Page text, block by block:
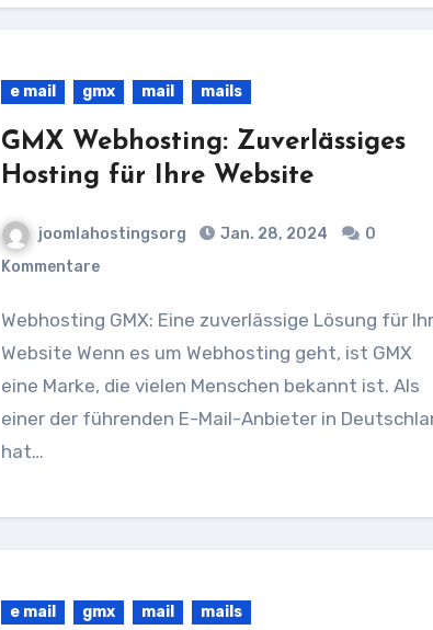
e mail gmx mail mails
GMX Webhosting: Zuverlässiges
Hosting für Ihre Website
joomlahostingsorg Jan. 28, 2024
0
Kommentare
Webhosting GMX: Eine zuverlässige Lösung für Ihre
Website Wenn es um Webhosting geht, ist GMX
eine Marke, die vielen Menschen bekannt ist. Als
einer der führenden E-Mail-Anbieter in
hat…
e mail gmx mail mails